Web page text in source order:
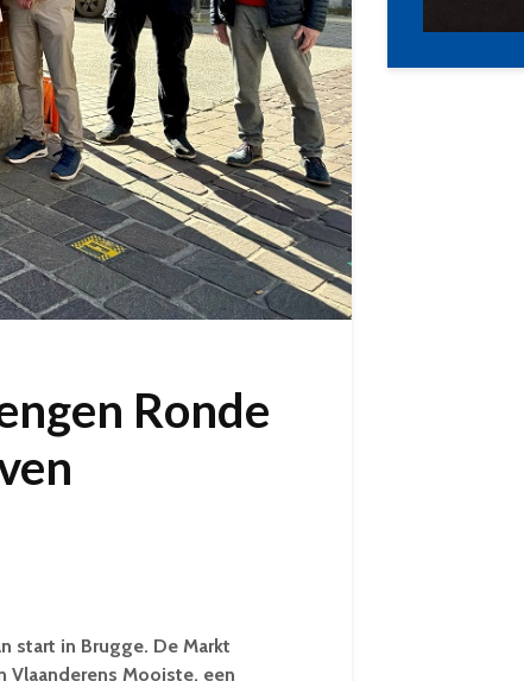
Ronde
start in Brugge. De Markt
Mooiste, een